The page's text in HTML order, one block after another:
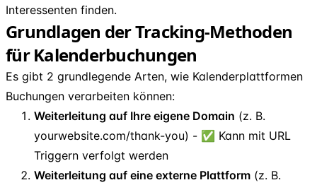
Interessenten finden.
Grundlagen der Tracking-Methoden
für Kalenderbuchungen
Es gibt 2 grundlegende Arten, wie Kalenderplattformen
Buchungen verarbeiten können:
Weiterleitung auf Ihre eigene Domain (z. B.
yourwebsite.com/thank-you) - ✅ Kann mit URL
Triggern verfolgt werden
Weiterleitung auf eine externe Plattform (z. B.